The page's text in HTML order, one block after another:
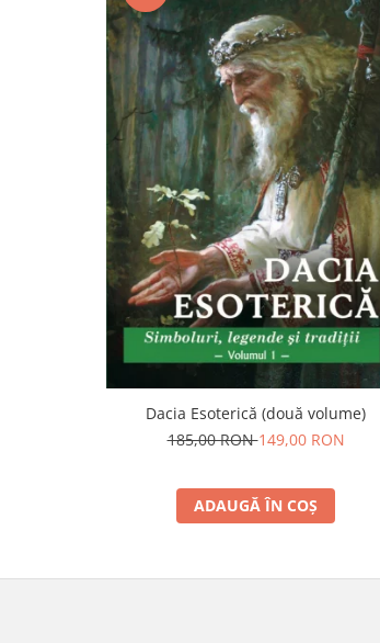
Vindecare spirituală
Viaţa de după moarte
Supă de pui pentru suflet
Spiritualitate şi ştiinţă
Fără categorie
Dacia Esoterică (două volume)
185,00 RON149,00 RON
ADAUGĂ ÎN COȘ